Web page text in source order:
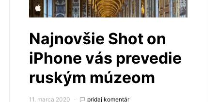
Najnovšie Shot on
iPhone vás prevedie
ruským múzeom
11. marca 2020 pridaj komentár